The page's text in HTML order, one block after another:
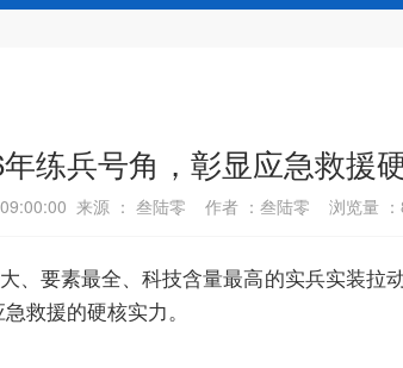
练兵号角，彰显应急救援
来源 ： 叁陆零 作者 ：叁陆零 浏览量 ：
要素最全、科技含量最高的实兵实装拉
救援的硬核实力。